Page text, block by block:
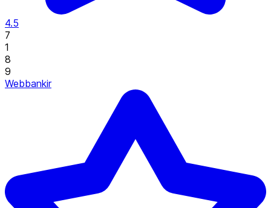
4.5
7
1
8
9
Webbankir